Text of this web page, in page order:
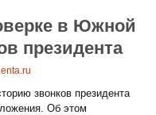
в Южной
президента
звонков президента
Об этом